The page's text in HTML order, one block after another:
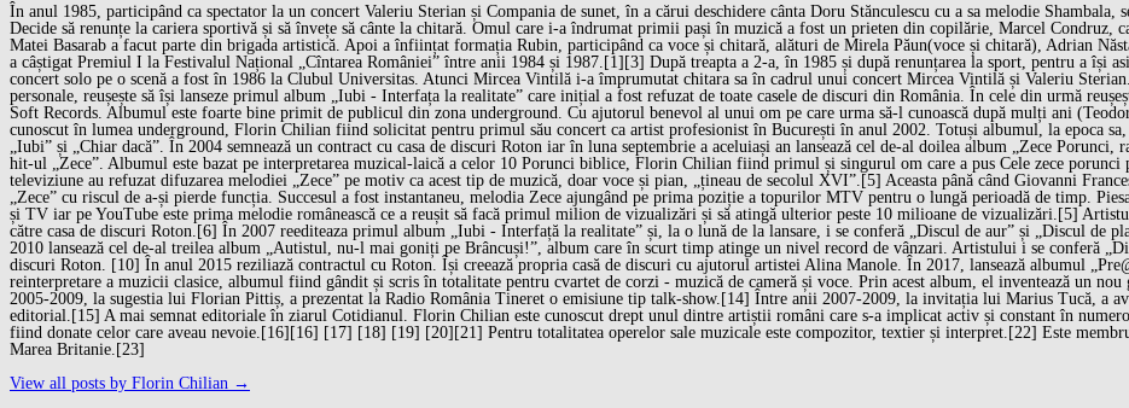
În anul 1985, participând ca spectator la un concert Valeriu Sterian și Compania de sunet, în a cărui deschidere cânta Doru Stănculescu cu a sa melodie
Decide să renunțe la cariera sportivă și să învețe să cânte la chitară. Omul care i-a îndrumat primii pași în muzică a fost un prieten din copilărie, Marcel
Matei Basarab a facut parte din brigada artistică. Apoi a înființat formația Rubin, participând ca voce și chitară, alături de Mirela Păun(voce și chitară), Adrian
a câștigat Premiul I la Festivalul Național „Cîntarea României” între anii 1984 și 1987.[1][3] După treapta a 2-a, în 1985 și după renunțarea la sport, pentru a își
concert solo pe o scenă a fost în 1986 la Clubul Universitas. Atunci Mircea Vintilă i-a împrumutat chitara sa în cadrul unui concert Mircea Vintilă și Valeriu
personale, reușește să își lanseze primul album „Iubi - Interfața la realitate” care inițial a fost refuzat de toate casele de discuri din România. În cele din urmă
Soft Records. Albumul este foarte bine primit de publicul din zona underground. Cu ajutorul benevol al unui om pe care urma să-l cunoască după mulți ani
cunoscut în lumea underground, Florin Chilian fiind solicitat pentru primul său concert ca artist profesionist în București în anul 2002. Totuși albumul, la epoca
„Iubi” și „Chiar dacă”. În 2004 semnează un contract cu casa de discuri Roton iar în luna septembrie a aceluiași an lansează cel de-al doilea album „Zece
hit-ul „Zece”. Albumul este bazat pe interpretarea muzical-laică a celor 10 Porunci biblice, Florin Chilian fiind primul și singurul om care a pus Cele zece
televiziune au refuzat difuzarea melodiei „Zece” pe motiv ca acest tip de muzică, doar voce și pian, „țineau de secolul XVI”.[5] Aceasta până când Giovanni
„Zece” cu riscul de a-și pierde funcția. Succesul a fost instantaneu, melodia Zece ajungând pe prima poziție a topurilor MTV pentru o lungă perioadă de timp.
și TV iar pe YouTube este prima melodie românească ce a reușit să facă primul milion de vizualizări și să atingă ulterior peste 10 milioane de vizualizări.[5]
către casa de discuri Roton.[6] În 2007 reediteaza primul album „Iubi - Interfață la realitate” și, la o lună de la lansare, i se conferă „Discul de aur” și „Discul de
2010 lansează cel de-al treilea album „Autistul, nu-l mai goniți pe Brâncuși!”, album care în scurt timp atinge un nivel record de vânzari. Artistului i se conferă
discuri Roton. [10] În anul 2015 reziliază contractul cu Roton. Își creează propria casă de discuri cu ajutorul artistei Alina Manole. În 2017, lansează albumul
reinterpretare a muzicii clasice, albumul fiind gândit și scris în totalitate pentru cvartet de corzi - muzică de cameră și voce. Prin acest album, el inventează un
2005-2009, la sugestia lui Florian Pittiș, a prezentat la Radio România Tineret o emisiune tip talk-show.[14] Între anii 2007-2009, la invitația lui Marius Tucă, a
editorial.[15] A mai semnat editoriale în ziarul Cotidianul. Florin Chilian este cunoscut drept unul dintre artiștii români care s-a implicat activ și constant în
fiind donate celor care aveau nevoie.[16][16] [17] [18] [19] [20][21] Pentru totalitatea operelor sale muzicale este compozitor, textier și interpret.[22] Este
Marea Britanie.[23]
View all posts by Florin Chilian →